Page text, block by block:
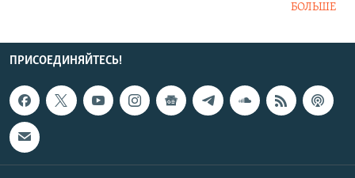
БОЛЬШЕ
ПРИСОЕДИНЯЙТЕСЬ!